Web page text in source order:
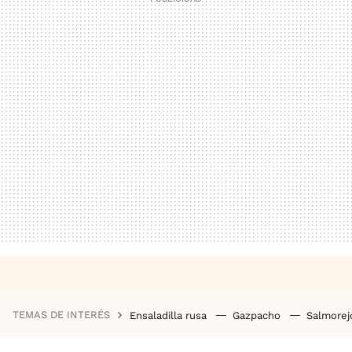
TEMAS DE INTERÉS Ensaladilla rusa Gazpacho